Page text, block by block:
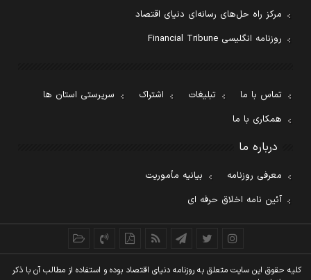
مرکز راه حل‌های رسانه‌ای دنیای اقتصاد
روزنامه انگلیسی Financial Tribune
تماس با ما تبلیغات اشتراک
سرپرستی استان ها
همکاری با ما
درباره ما
معرفی روزنامه
بیانیه مأموریت
آئین نامه اخلاق حرفه ای
کليه حقوق اين سايت متعلق به روزنامه دنيای اقتصاد بوده و استفاده از مطالب آن با ذکر